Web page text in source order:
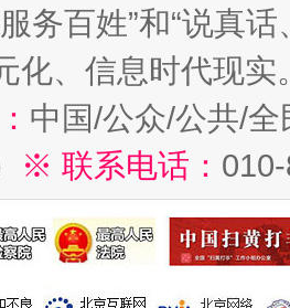
务百姓”和“说真
化、信息时代现实
中国/公众/公共/
※ 联系电话：